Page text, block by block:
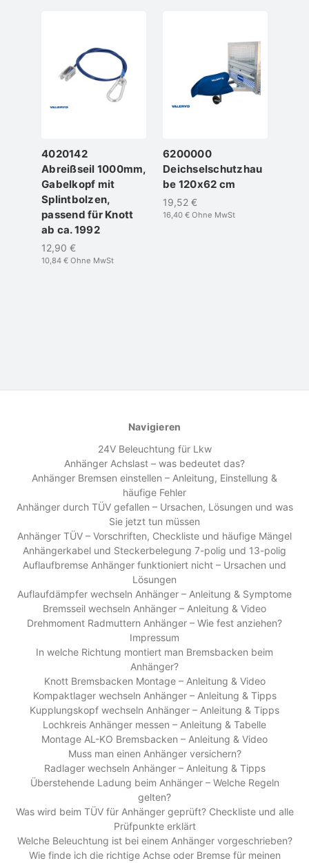
4020142
Abreißseil 1000mm,
Gabelkopf mit
Splintbolzen,
passend für Knott
ab ca. 1992
12,90 €
10,84 € Ohne MwSt
6200000
Deichselschutzhau
be 120x62 cm
19,52 €
16,40 € Ohne MwSt
Navigieren
24V Beleuchtung für Lkw
Anhänger Achslast – was bedeutet das?
Anhänger Bremsen einstellen – Anleitung, Einstellung &
häufige Fehler
Anhänger durch TÜV gefallen – Ursachen, Lösungen und was
Sie jetzt tun müssen
Anhänger TÜV – Vorschriften, Checkliste und häufige Mängel
Anhängerkabel und Steckerbelegung 7-polig und 13-polig
Auflaufbremse Anhänger funktioniert nicht – Ursachen und
Lösungen
Auflaufdämpfer wechseln Anhänger – Anleitung & Symptome
Bremsseil wechseln Anhänger – Anleitung & Video
Drehmoment Radmuttern Anhänger – Wie fest anziehen?
Impressum
In welche Richtung montiert man Bremsbacken beim
Anhänger?
Knott Bremsbacken Montage – Anleitung & Video
Kompaktlager wechseln Anhänger – Anleitung & Tipps
Kupplungskopf wechseln Anhänger – Anleitung & Tipps
Lochkreis Anhänger messen – Anleitung & Tabelle
Montage AL-KO Bremsbacken – Anleitung & Video
Muss man einen Anhänger versichern?
Radlager wechseln Anhänger – Anleitung & Tipps
Überstehende Ladung beim Anhänger – Welche Regeln
gelten?
Was wird beim TÜV für Anhänger geprüft? Checkliste und alle
Prüfpunkte erklärt
Welche Beleuchtung ist bei einem Anhänger vorgeschrieben?
Wie finde ich die richtige Achse oder Bremse für meinen